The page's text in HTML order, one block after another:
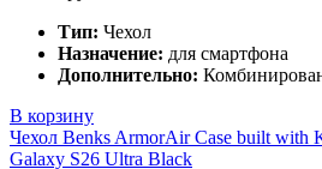
Тип: Чехол
Назначение: для смартфона
Дополнительно:
В корзину
Чехол Benks ArmorAir Case built with
Galaxy S26 Ultra Black